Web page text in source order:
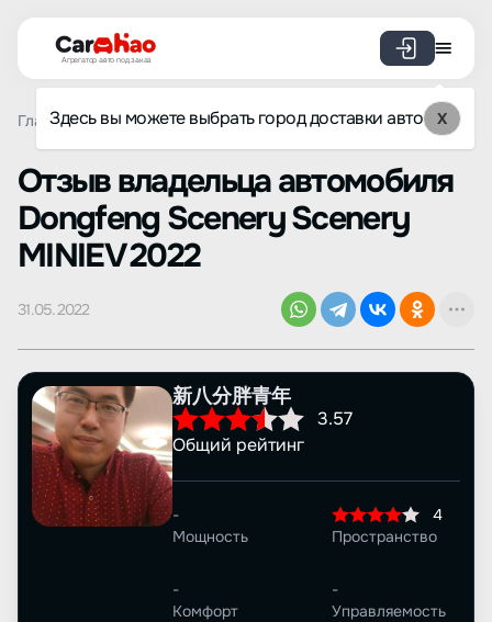
Агрегатор авто под заказ
Здесь вы можете выбрать город доставки авто X
Главная Отзывы Dongfeng Scenery Scenery MINIEV
Oтзыв владельца автомобиля
Dongfeng Scenery Scenery
MINIEV 2022
31.05.2022
新八分胖青年
3.57
Общий рейтинг
-
Мощность
4
Пространство
-
Комфорт
-
Управляемость